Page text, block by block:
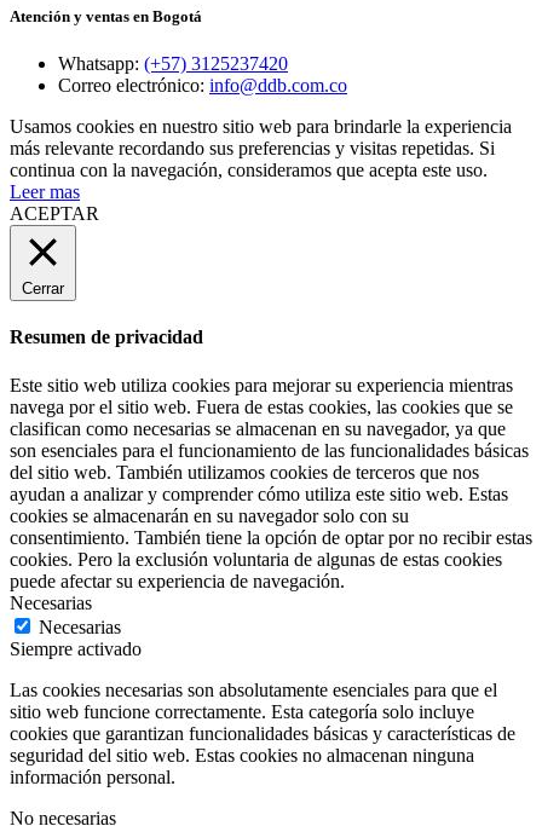
Atención y ventas en Bogotá
Whatsapp: (+57) 3125237420
Correo electrónico: info@ddb.com.co
Usamos cookies en nuestro sitio web para brindarle la experiencia
más relevante recordando sus preferencias y visitas repetidas. Si
continua con la navegación, consideramos que acepta este uso.
Leer mas
ACEPTAR
Cerrar
Resumen de privacidad
Este sitio web utiliza cookies para mejorar su experiencia mientras
navega por el sitio web. Fuera de estas cookies, las cookies que se
clasifican como necesarias se almacenan en su navegador, ya que
son esenciales para el funcionamiento de las funcionalidades básicas
del sitio web. También utilizamos cookies de terceros que nos
ayudan a analizar y comprender cómo utiliza este sitio web. Estas
cookies se almacenarán en su navegador solo con su
consentimiento. También tiene la opción de optar por no recibir estas
cookies. Pero la exclusión voluntaria de algunas de estas cookies
puede afectar su experiencia de navegación.
Necesarias
Necesarias
Siempre activado
Las cookies necesarias son absolutamente esenciales para que el
sitio web funcione correctamente. Esta categoría solo incluye
cookies que garantizan funcionalidades básicas y características de
seguridad del sitio web. Estas cookies no almacenan ninguna
información personal.
No necesarias